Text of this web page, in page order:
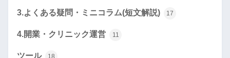
3.よくある疑問・ミニコラム(短文解説) 17
4.開業・クリニック運営 11
ツール 18